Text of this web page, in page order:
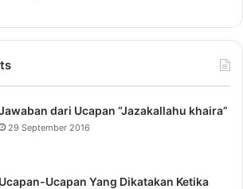
dari Ucapan “Jazakallahu khaira”
29 September 2016
Ucapan-Ucapan Yang Dikatakan Ketika